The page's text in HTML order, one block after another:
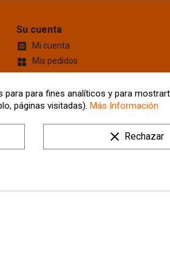
Su cuenta
 Mi cuenta
widgets Mis pedidos
Cupones de descuento
account_box Información personal
location_on Mis Direcciones
Tus ajustes de cookies
para fines analíticos y para
páginas visitadas). Más Información
clear Rechazar